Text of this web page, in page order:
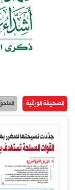
الصحيفة الورقية